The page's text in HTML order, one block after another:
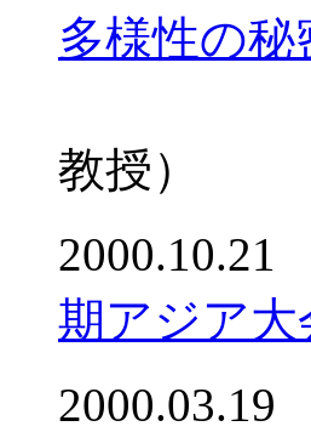
多様性の秘
講師
教授）
期アジア